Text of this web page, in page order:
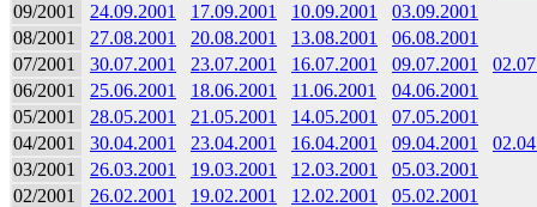
09/2001
24.09.2001 17.09.2001 10.09.2001
03.09.2001
08/2001
27.08.2001 20.08.2001 13.08.2001
06.08.2001
07/2001
30.07.2001 23.07.2001 16.07.2001 09.07.2001
06/2001
25.06.2001 18.06.2001 11.06.2001
04.06.2001
05/2001
28.05.2001 21.05.2001 14.05.2001
07.05.2001
04/2001
30.04.2001 23.04.2001 16.04.2001 09.04.2001
03/2001
26.03.2001 19.03.2001 12.03.2001
05.03.2001
02/2001
26.02.2001 19.02.2001 12.02.2001
05.02.2001